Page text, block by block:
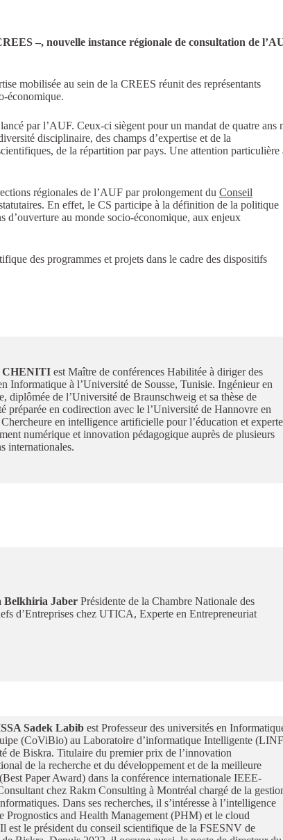
–, nouvelle instance régionale de consultation de
mobilisée au sein de la CREES réunit des représentants
économique.
par l’AUF. Ceux-ci siègent pour un mandat de quatre ans
disciplinaire, des champs d’expertise et de la
de la répartition par pays. Une attention particulière
régionales de l’AUF par prolongement du Conseil
En effet, le CS participe à la définition de la politique
d’ouverture au monde socio-économique, aux enjeux
des programmes et projets dans le cadre des dispositifs
CHENITI est Maître de conférences Habilitée à diriger des
Informatique à l’Université de Sousse, Tunisie. Ingénieur en
diplômée de l’Université de Braunschweig et sa thèse de
préparée en codirection avec le l’Université de Hannovre en
en intelligence artificielle pour l’éducation et experte
numérique et innovation pédagogique auprès de plusieurs
internationales.
Belkhiria Jaber Présidente de la Chambre Nationale des
d’Entreprises chez UTICA, Experte en Entrepreneuriat
Sadek Labib est Professeur des universités en
(CoViBio) au Laboratoire d’informatique Intelligente
de Biskra. Titulaire du premier prix de l’innovation
de la recherche et du développement et de la meilleure
Paper Award) dans la conférence internationale IEEE-
chez Rakm Consulting à Montréal chargé de la
Dans ses recherches, il s’intéresse à l’intelligence
Prognostics and Health Management (PHM) et le cloud
est le président du conseil scientifique de la FSESNV de